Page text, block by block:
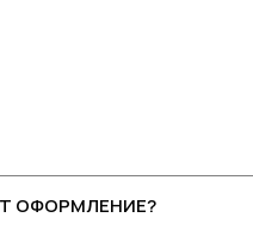
ОФОРМЛЕНИЕ?